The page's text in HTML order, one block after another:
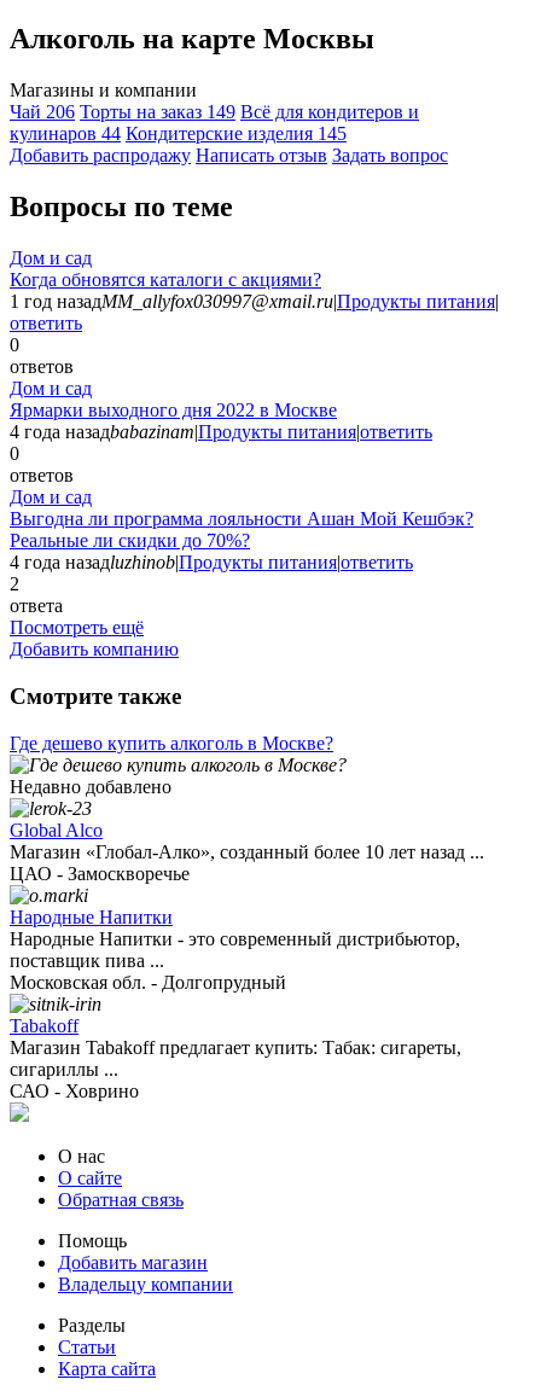
Алкоголь на карте Москвы
Магазины и компании
Чай 206 Торты на заказ 149 Всё для кондитеров и
кулинаров 44 Кондитерские изделия 145
Добавить раcпродажу Написать отзыв Задать вопрос
Вопросы по теме
Дом и сад
Когда обновятся каталоги с акциями?
1 год назадMM_allyfox030997@xmail.ru|Продукты питания|
ответить
0
ответов
Дом и сад
Ярмарки выходного дня 2022 в Москве
4 года назадbabazinam|Продукты питания|ответить
0
ответов
Дом и сад
Выгодна ли программа лояльности Ашан Мой Кешбэк?
Реальные ли скидки до 70%?
4 года назадluzhinob|Продукты питания|ответить
2
ответа
Посмотреть ещё
Добавить компанию
Смотрите также
Где дешево купить алкоголь в Москве?
Недавно добавлено
Global Alco
Магазин «Глобал-Алко», созданный более 10 лет назад ...
ЦАО - Замоскворечье
Народные Напитки
Народные Напитки - это современный дистрибьютор,
поставщик пива ...
Московская обл. - Долгопрудный
Tabakoff
Магазин Tabakoff предлагает купить: Табак: сигареты,
сигариллы ...
САО - Ховрино
О нас
О сайте
Обратная связь
Помощь
Добавить магазин
Владельцу компании
Разделы
Статьи
Карта сайта